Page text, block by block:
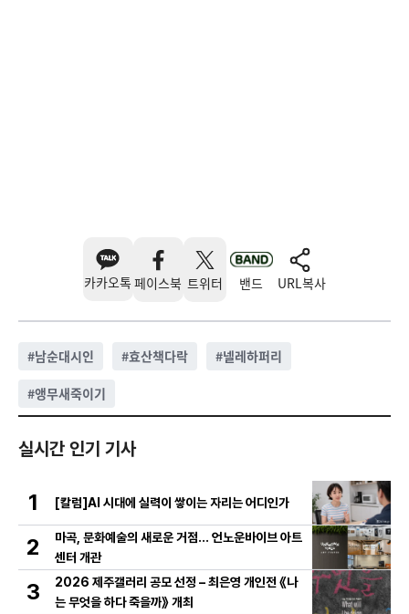
카카오톡 페이스북 트위터 밴드 URL복사
#남순대시인 #효산책다락 #넬레하퍼리
#앵무새죽이기
실시간 인기 기사
1 [칼럼]AI 시대에 실력이 쌓이는 자리는 어디인가
2
마곡, 문화예술의 새로운 거점… 언노운바이브 아트
센터 개관
3
2026 제주갤러리 공모 선정 – 최은영 개인전 《나
는 무엇을 하다 죽을까》 개최